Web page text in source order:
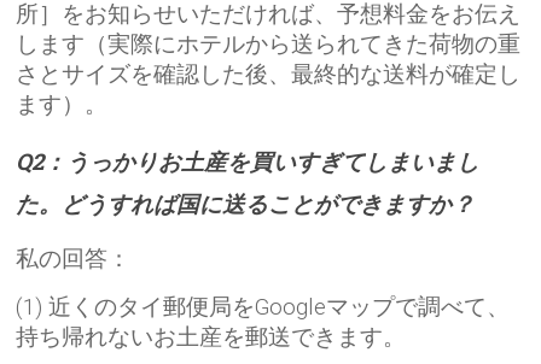
所］をお知らせいただければ、予想料金をお伝え
します（実際にホテルから送られてきた荷物の重
さとサイズを確認した後、最終的な送料が確定し
ます）。
Q2：うっかりお土産を買いすぎてしまいまし
た。どうすれば国に送ることができますか？
私の回答：
(1) 近くのタイ郵便局をGoogleマップで調べて、
持ち帰れないお土産を郵送できます。